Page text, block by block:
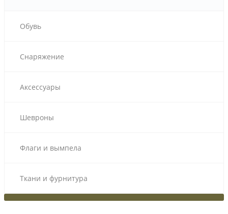
Обувь
Снаряжение
Аксессуары
Шевроны
Флаги и вымпела
Ткани и фурнитура